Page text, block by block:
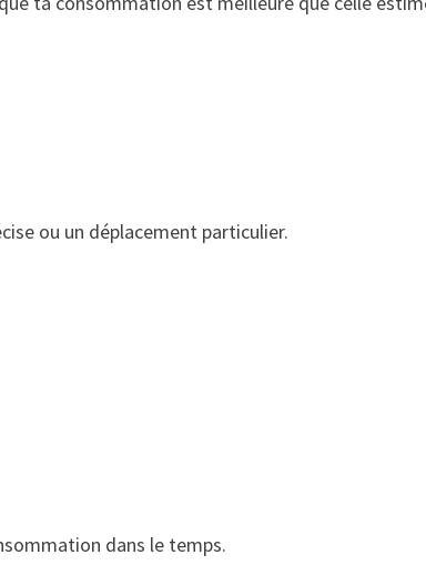
ou un déplacement particulier.
dans le temps.